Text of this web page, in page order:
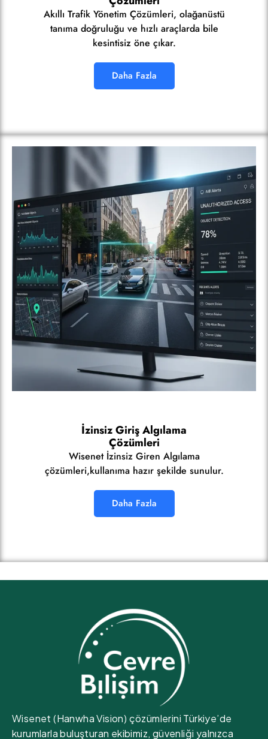
Akıllı Trafik Yönetim Çözümleri, olağanüstü
tanıma doğruluğu ve hızlı araçlarda bile
kesintisiz öne çıkar.
Daha Fazla
İzinsiz Giriş Algılama
Çözümleri
Wisenet İzinsiz Giren Algılama
çözümleri,kullanıma hazır şekilde sunulur.
Daha Fazla
Wisenet (Hanwha Vision) çözümlerini Türkiye’de
kurumlarla buluşturan ekibimiz, güvenliği yalnızca